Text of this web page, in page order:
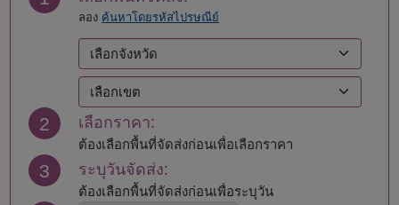
ลอง ค้นหาโดยรหัสไปรษณีย์
2 เลือกราคา:
ต้องเลือกพื้นที่จัดส่งก่อนเพื่อเลือกราคา
3 ระบุวันจัดส่ง:
ต้องเลือกพื้นที่จัดส่งก่อนเพื่อระบุวัน